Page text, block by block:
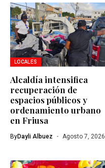
LOCALES
Alcaldía intensifica
recuperación de
espacios públicos y
ordenamiento urbano
en Friusa
ByDayli Albuez Agosto 7, 2026